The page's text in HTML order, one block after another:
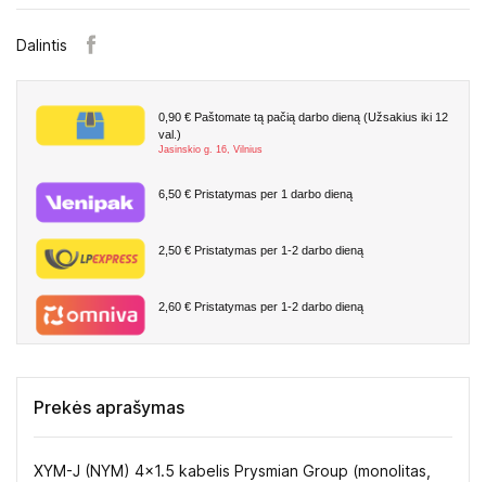
Dalintis
0,90 € Paštomate tą pačią darbo dieną (Užsakius iki 12
val.)
Jasinskio g. 16, Vilnius
6,50 € Pristatymas per 1 darbo dieną
2,50 € Pristatymas per 1-2 darbo dieną
2,60 € Pristatymas per 1-2 darbo dieną
Prekės aprašymas
XYM-J (NYM) 4x1.5 kabelis Prysmian Group (monolitas,